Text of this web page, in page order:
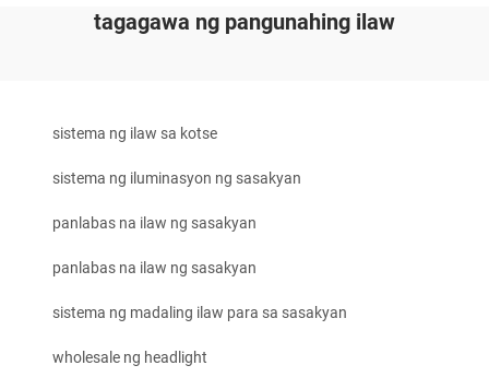
tagagawa ng pangunahing ilaw
sistema ng ilaw sa kotse
sistema ng iluminasyon ng sasakyan
panlabas na ilaw ng sasakyan
panlabas na ilaw ng sasakyan
sistema ng madaling ilaw para sa sasakyan
wholesale ng headlight